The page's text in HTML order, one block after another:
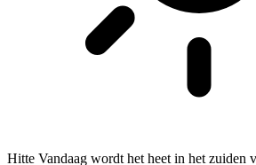
Hitte Vandaag wordt het heet in het zuiden